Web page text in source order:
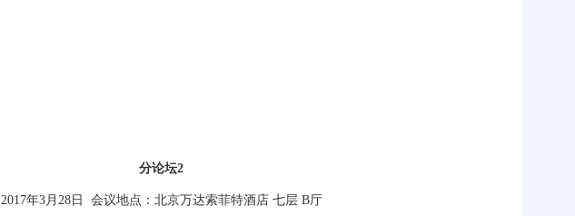
分论坛2
2017年3月28日 会议地点：北京万达索菲特酒店 七层 B厅